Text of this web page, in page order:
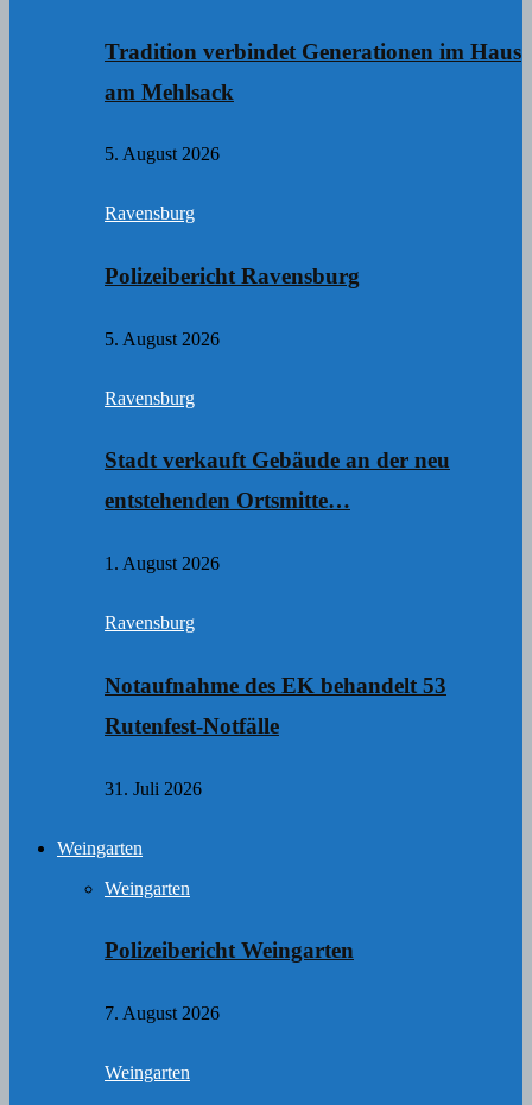
Tradition verbindet Generationen im Haus
am Mehlsack
5. August 2026
Ravensburg
Polizeibericht Ravensburg
5. August 2026
Ravensburg
Stadt verkauft Gebäude an der neu
entstehenden Ortsmitte…
1. August 2026
Ravensburg
Notaufnahme des EK behandelt 53
Rutenfest-Notfälle
31. Juli 2026
Weingarten
Weingarten
Polizeibericht Weingarten
7. August 2026
Weingarten